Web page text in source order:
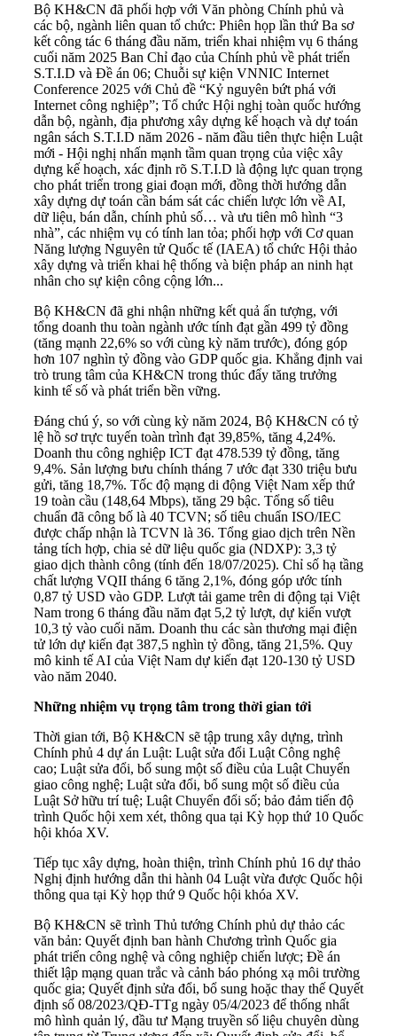
Bộ KH&CN đã phối hợp với Văn phòng Chính phủ và
các bộ, ngành liên quan tổ chức: Phiên họp lần thứ Ba sơ
kết công tác 6 tháng đầu năm, triển khai nhiệm vụ 6 tháng
cuối năm 2025 Ban Chỉ đạo của Chính phủ về phát triển
S.T.I.D và Đề án 06; Chuỗi sự kiện VNNIC Internet
Conference 2025 với Chủ đề “Kỷ nguyên bứt phá với
Internet công nghiệp”; Tổ chức Hội nghị toàn quốc hướng
dẫn bộ, ngành, địa phương xây dựng kế hoạch và dự toán
ngân sách S.T.I.D năm 2026 - năm đầu tiên thực hiện Luật
mới - Hội nghị nhấn mạnh tầm quan trọng của việc xây
dựng kế hoạch, xác định rõ S.T.I.D là động lực quan trọng
cho phát triển trong giai đoạn mới, đồng thời hướng dẫn
xây dựng dự toán cần bám sát các chiến lược lớn về AI,
dữ liệu, bán dẫn, chính phủ số… và ưu tiên mô hình “3
nhà”, các nhiệm vụ có tính lan tỏa; phối hợp với Cơ quan
Năng lượng Nguyên tử Quốc tế (IAEA) tổ chức Hội thảo
xây dựng và triển khai hệ thống và biện pháp an ninh hạt
nhân cho sự kiện công cộng lớn...
Bộ KH&CN đã ghi nhận những kết quả ấn tượng, với
tổng doanh thu toàn ngành ước tính đạt gần 499 tỷ đồng
(tăng mạnh 22,6% so với cùng kỳ năm trước), đóng góp
hơn 107 nghìn tỷ đồng vào GDP quốc gia. Khẳng định vai
trò trung tâm của KH&CN trong thúc đẩy tăng trưởng
kinh tế số và phát triển bền vững.
Đáng chú ý, so với cùng kỳ năm 2024, Bộ KH&CN có tỷ
lệ hồ sơ trực tuyến toàn trình đạt 39,85%, tăng 4,24%.
Doanh thu công nghiệp ICT đạt 478.539 tỷ đồng, tăng
9,4%. Sản lượng bưu chính tháng 7 ước đạt 330 triệu bưu
gửi, tăng 18,7%. Tốc độ mạng di động Việt Nam xếp thứ
19 toàn cầu (148,64 Mbps), tăng 29 bậc. Tổng số tiêu
chuẩn đã công bố là 40 TCVN; số tiêu chuẩn ISO/IEC
được chấp nhận là TCVN là 36. Tổng giao dịch trên Nền
tảng tích hợp, chia sẻ dữ liệu quốc gia (NDXP): 3,3 tỷ
giao dịch thành công (tính đến 18/07/2025). Chỉ số hạ tầng
chất lượng VQII tháng 6 tăng 2,1%, đóng góp ước tính
0,87 tỷ USD vào GDP. Lượt tải game trên di động tại Việt
Nam trong 6 tháng đầu năm đạt 5,2 tỷ lượt, dự kiến vượt
10,3 tỷ vào cuối năm. Doanh thu các sàn thương mại điện
tử lớn dự kiến đạt 387,5 nghìn tỷ đồng, tăng 21,5%. Quy
mô kinh tế AI của Việt Nam dự kiến đạt 120-130 tỷ USD
vào năm 2040.
Những nhiệm vụ trọng tâm trong thời gian tới
Thời gian tới, Bộ KH&CN sẽ tập trung xây dựng, trình
Chính phủ 4 dự án Luật: Luật sửa đổi Luật Công nghệ
cao; Luật sửa đổi, bổ sung một số điều của Luật Chuyển
giao công nghệ; Luật sửa đổi, bổ sung một số điều của
Luật Sở hữu trí tuệ; Luật Chuyển đổi số; bảo đảm tiến độ
trình Quốc hội xem xét, thông qua tại Kỳ họp thứ 10 Quốc
hội khóa XV.
Tiếp tục xây dựng, hoàn thiện, trình Chính phủ 16 dự thảo
Nghị định hướng dẫn thi hành 04 Luật vừa được Quốc hội
thông qua tại Kỳ họp thứ 9 Quốc hội khóa XV.
Bộ KH&CN sẽ trình Thủ tướng Chính phủ dự thảo các
văn bản: Quyết định ban hành Chương trình Quốc gia
phát triển công nghệ và công nghiệp chiến lược; Đề án
thiết lập mạng quan trắc và cảnh báo phóng xạ môi trường
quốc gia; Quyết định sửa đổi, bổ sung hoặc thay thế Quyết
định số 08/2023/QĐ-TTg ngày 05/4/2023 để thống nhất
mô hình quản lý, đầu tư Mạng truyền số liệu chuyên dùng